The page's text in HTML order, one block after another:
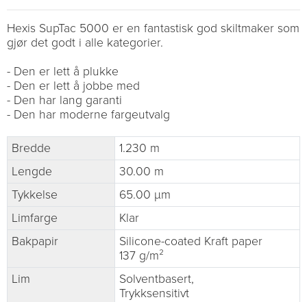
Hexis SupTac 5000 er en fantastisk god skiltmaker som
gjør det godt i alle kategorier.
- Den er lett å plukke
- Den er lett å jobbe med
- Den har lang garanti
- Den har moderne fargeutvalg
Bredde
1.230 m
Lengde
30.00 m
Tykkelse
65.00 µm
Limfarge
Klar
Bakpapir
Silicone-coated Kraft paper
137 g/m²
Lim
Solventbasert,
Trykksensitivt